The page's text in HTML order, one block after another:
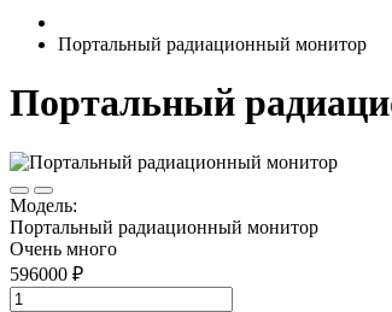
Портальный радиационный монитор
Портальный
Модель:
Портальный радиационный монитор
Очень много
596000 ₽